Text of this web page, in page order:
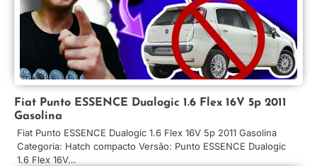
Fiat Punto ESSENCE Dualogic 1.6 Flex 16V 5p 2011
Gasolina
Fiat Punto ESSENCE Dualogic 1.6 Flex 16V 5p 2011 Gasolina
Categoria: Hatch compacto Versão: Punto ESSENCE Dualogic
1.6 Flex 16V…